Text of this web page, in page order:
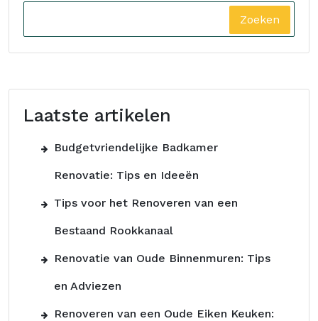
Zoeken
Laatste artikelen
Budgetvriendelijke Badkamer
Renovatie: Tips en Ideeën
Tips voor het Renoveren van een
Bestaand Rookkanaal
Renovatie van Oude Binnenmuren: Tips
en Adviezen
Renoveren van een Oude Eiken Keuken: